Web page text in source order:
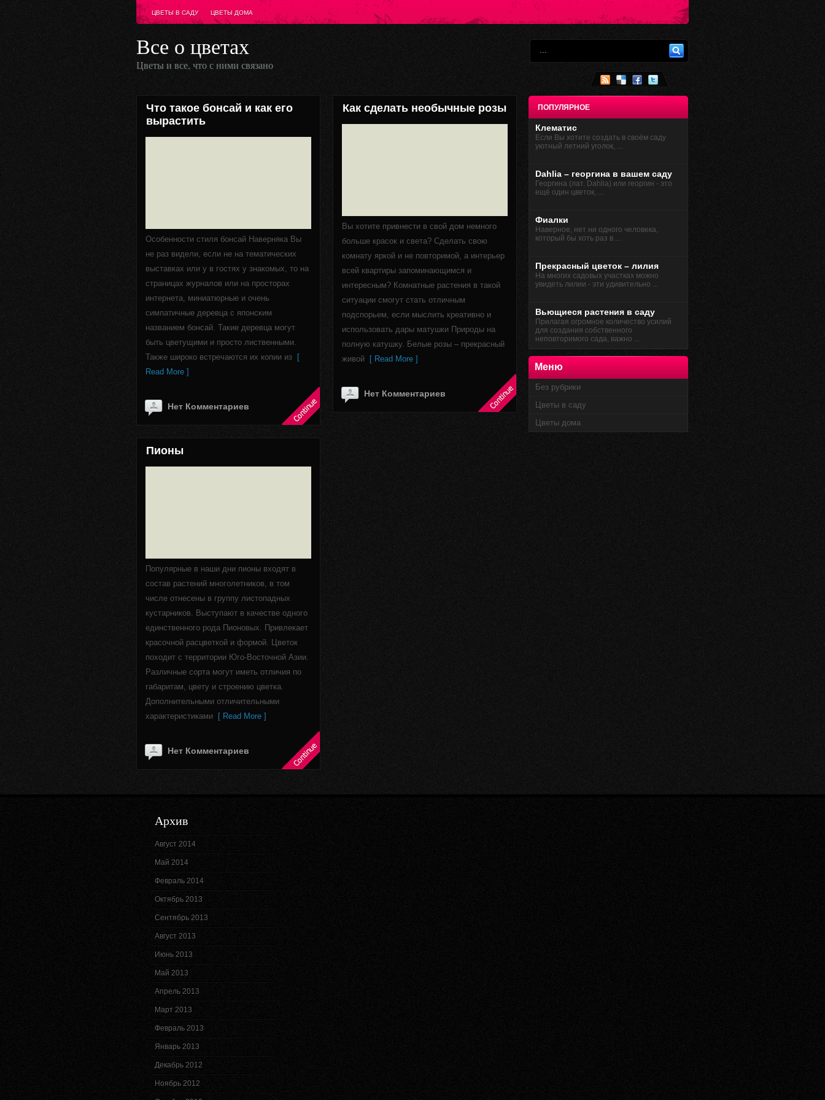
ЦВЕТЫ В САДУ ЦВЕТЫ ДОМА
Все о цветах
Цветы и все, что с ними связано
Что такое бонсай и как его
вырастить
Особенности стиля бонсай Наверняка Вы
не раз видели, если не на тематических
выставках или у в гостях у знакомых, то на
страницах журналов или на просторах
интернета, миниатюрные и очень
симпатичные деревца с японским
названием бонсай. Такие деревца могут
быть цветущими и просто лиственными.
Также широко встречаются их копии из [
Read More ]
Нет Комментариев
Как сделать необычные розы
Вы хотите привнести в свой дом немного
больше красок и света? Сделать свою
комнату яркой и не повторимой, а интерьер
всей квартиры запоминающимся и
интересным? Комнатные растения в такой
ситуации смогут стать отличным
подспорьем, если мыслить креативно и
использовать дары матушки Природы на
полную катушку. Белые розы – прекрасный
живой [ Read More ]
Нет Комментариев
Пионы
Популярные в наши дни пионы входят в
состав растений многолетников, в том
числе отнесены в группу листопадных
кустарников. Выступают в качестве одного
единственного рода Пионовых. Привлекает
красочной расцветкой и формой. Цветок
походит с территории Юго-Восточной Азии.
Различные сорта могут иметь отличия по
габаритам, цвету и строению цветка.
Дополнительными отличительными
характеристиками [ Read More ]
Нет Комментариев
ПОПУЛЯРНОЕ
Клематис
Если Вы хотите создать в своём саду
уютный летний уголок, ...
Dahlia – георгина в вашем саду
Георгина (лат. Dahlia) или георгин - это
ещё один цветок, ...
Фиалки
Наверное, нет ни одного человека,
который бы хоть раз в ...
Прекрасный цветок – лилия
На многих садовых участках можно
увидеть лилии - эти удивительно ...
Вьющиеся растения в саду
Прилагая огромное количество усилий
для создания собственного
неповторимого сада, важно ...
Меню
Без рубрики
Цветы в саду
Цветы дома
Архив
Август 2014
Май 2014
Февраль 2014
Октябрь 2013
Сентябрь 2013
Август 2013
Июнь 2013
Май 2013
Апрель 2013
Март 2013
Февраль 2013
Январь 2013
Декабрь 2012
Ноябрь 2012